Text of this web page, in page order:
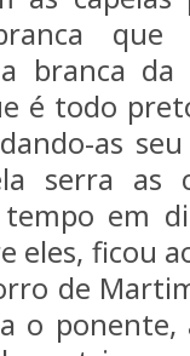
que
branca
é todo
as
serra as
em
eles, ficou
de
o